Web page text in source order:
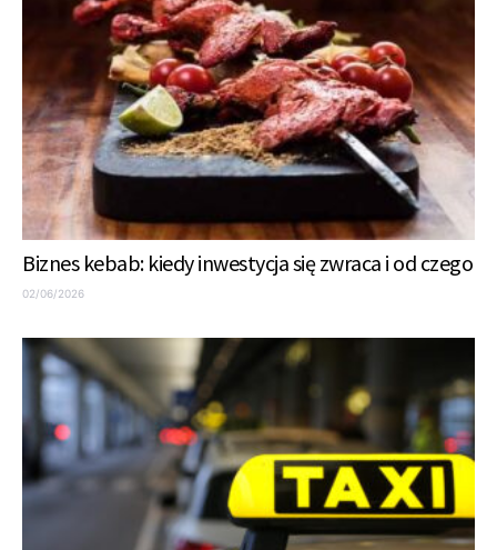
Biznes kebab: kiedy inwestycja się zwraca i od czego
02/06/2026